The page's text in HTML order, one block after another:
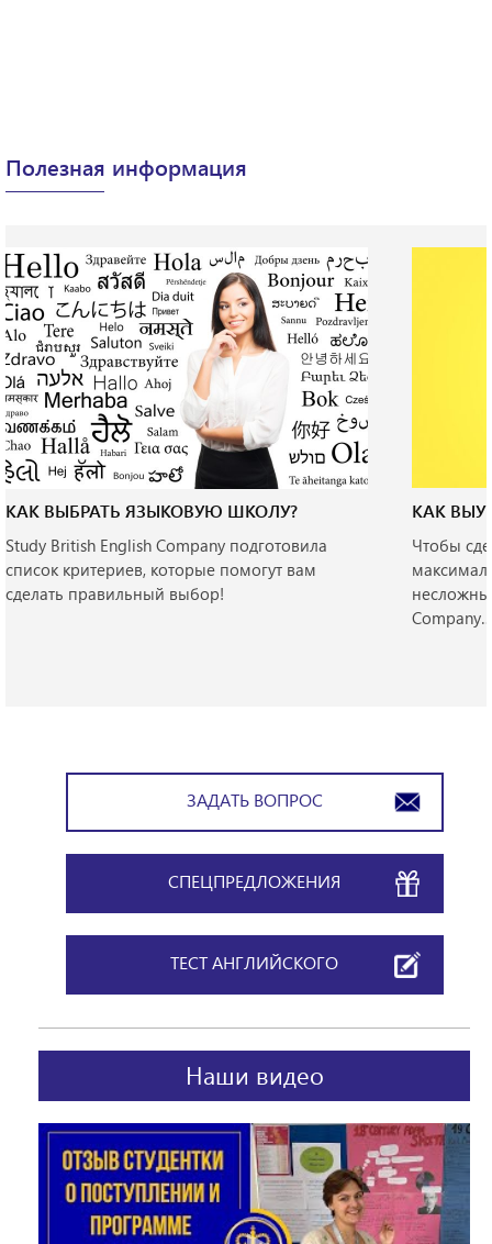
Полезная информация
КАК ВЫБРАТЬ ЯЗЫКОВУЮ ШКОЛУ?
Study British English Company подготовила
список критериев, которые помогут вам
сделать правильный выбор!
КАК
Чтобы
Company…
ЗАДАТЬ ВОПРОС
СПЕЦПРЕДЛОЖЕНИЯ
ТЕСТ АНГЛИЙСКОГО
Наши видео